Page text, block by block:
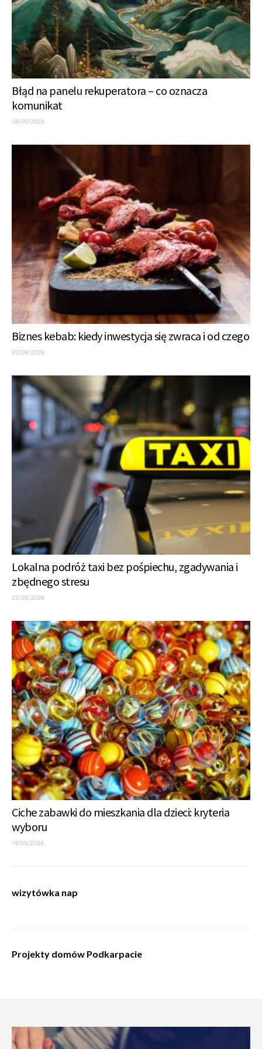
Błąd na panelu rekuperatora – co oznacza
komunikat
04/06/2026
Biznes kebab: kiedy inwestycja się zwraca i od czego
02/06/2026
Lokalna podróż taxi bez pośpiechu, zgadywania i
zbędnego stresu
22/05/2026
Ciche zabawki do mieszkania dla dzieci: kryteria
wyboru
19/05/2026
wizytówka nap
Projekty domów Podkarpacie